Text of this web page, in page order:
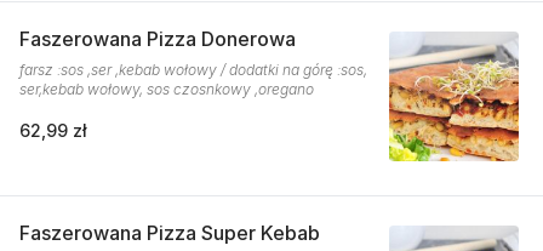
Faszerowana Pizza Donerowa
farsz :sos ,ser ,kebab wołowy / dodatki na górę :sos,
ser,kebab wołowy, sos czosnkowy ,oregano
62,99 zł
Faszerowana Pizza Super Kebab